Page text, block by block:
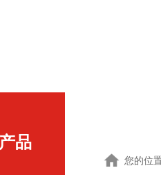
品
您的位